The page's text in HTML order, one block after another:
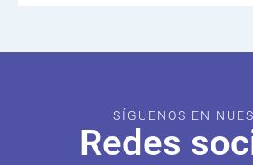
SÍGUENOS EN
Redes